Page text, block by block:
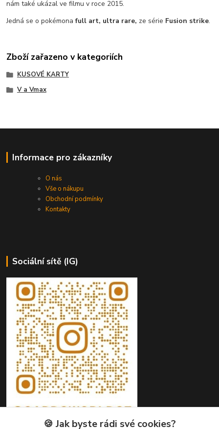
nám také ukázal ve filmu v roce 2015.
Jedná se o pokémonafull art, ultra rare, ze série Fusion strike.
Zboží zařazeno v kategoriích
KUSOVÉ KARTY
V a Vmax
Informace pro zákazníky
O nás
Vše o nákupu
Obchodní podmínky
Kontakty
Sociální sítě (IG)
🍪 Jak byste rádi své cookies?